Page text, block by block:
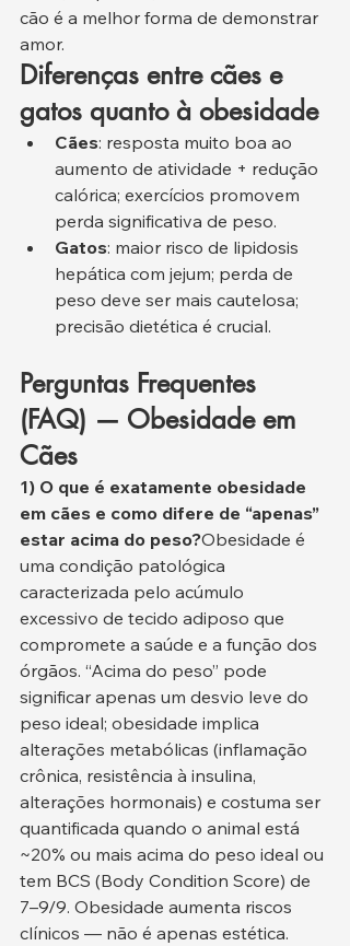
cão é a melhor forma de demonstrar
amor.
Diferenças entre cães e
gatos quanto à obesidade
Cães: resposta muito boa ao
aumento de atividade + redução
calórica; exercícios promovem
perda significativa de peso.
Gatos: maior risco de lipidosis
hepática com jejum; perda de
peso deve ser mais cautelosa;
precisão dietética é crucial.
Perguntas Frequentes
(FAQ) — Obesidade em
Cães
1) O que é exatamente obesidade
em cães e como difere de “apenas”
estar acima do peso?Obesidade é
uma condição patológica
caracterizada pelo acúmulo
excessivo de tecido adiposo que
compromete a saúde e a função dos
órgãos. “Acima do peso” pode
significar apenas um desvio leve do
peso ideal; obesidade implica
alterações metabólicas (inflamação
crônica, resistência à insulina,
alterações hormonais) e costuma ser
quantificada quando o animal está
~20% ou mais acima do peso ideal ou
tem BCS (Body Condition Score) de
7–9/9. Obesidade aumenta riscos
clínicos — não é apenas estética.